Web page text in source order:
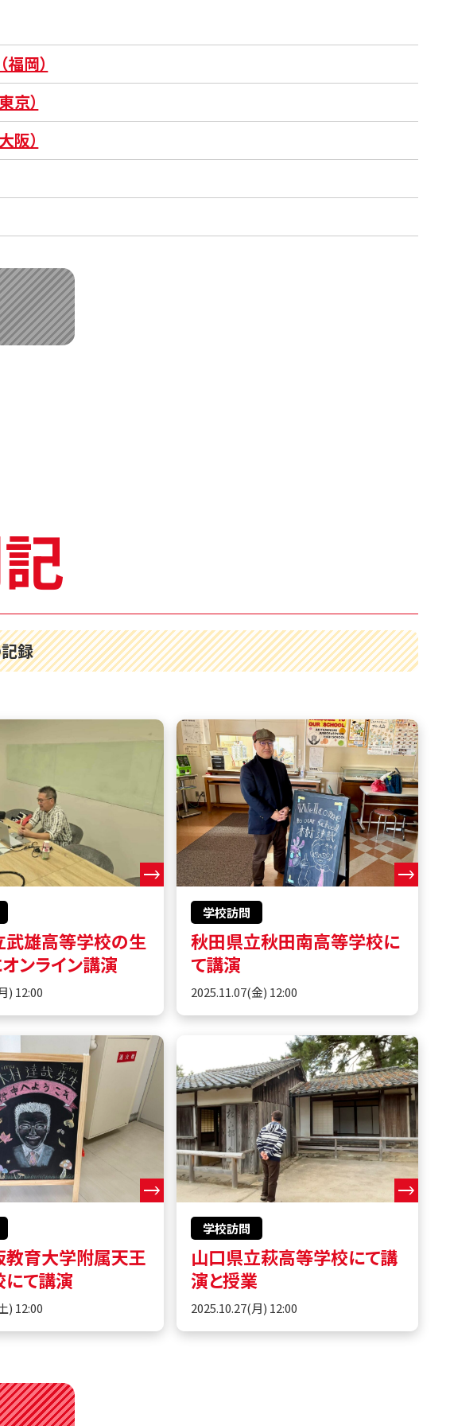
岡）
京）
阪）
録
武雄高等学校の生
ンライン講演
) 12:00
学校訪問
秋田県立秋田南高等学校に
て講演
2025.11.07(金) 12:00
教育大学附属天王
て講演
) 12:00
学校訪問
山口県立萩高等学校にて講
演と授業
2025.10.27(月) 12:00